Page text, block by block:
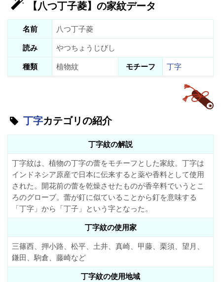
【八つ丁子菱】の家紋データ
名前
八つ丁子菱
読み
やつちょうじびし
種類
植物紋 モチーフ 丁字
丁字カテゴリの紹介
丁字紋の解説
丁字紋は、植物の丁字の蕾をモチーフとした家紋。丁字は
インドネシア原産で日本に伝来すると薬や香料として使用
された。開花前の蕾を乾燥させたものが香辛料でいうとこ
ろのグローブ。蕾が釘に似ていることから釘を意味する
「丁字」から「丁子」という字となった。
丁字紋の使用家
三篠西、押小路、松平、土井、真崎、甲藤、栗須、望月、
鎌田、駒倉、藤崎など
丁字紋の使用地域